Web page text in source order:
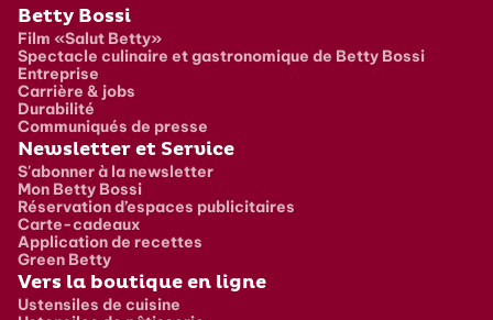
Pied de page
Betty Bossi
Film «Salut Betty»
Spectacle culinaire et gastronomique de Betty Bossi
Entreprise
Carrière & jobs
Durabilité
Communiqués de presse
Newsletter et Service
S'abonner à la newsletter
Mon Betty Bossi
Réservation d’espaces publicitaires
Carte-cadeaux
Application de recettes
Green Betty
Vers la boutique en ligne
Ustensiles de cuisine